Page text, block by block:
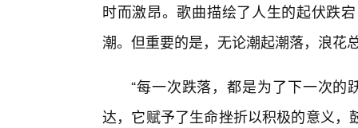
时而激昂。歌曲描绘了人生的起伏跌
潮。但重要的是，无论潮起潮落，浪花
“每一次跌落，都是为了下一次的
达，它赋予了生命挫折以积极的意义